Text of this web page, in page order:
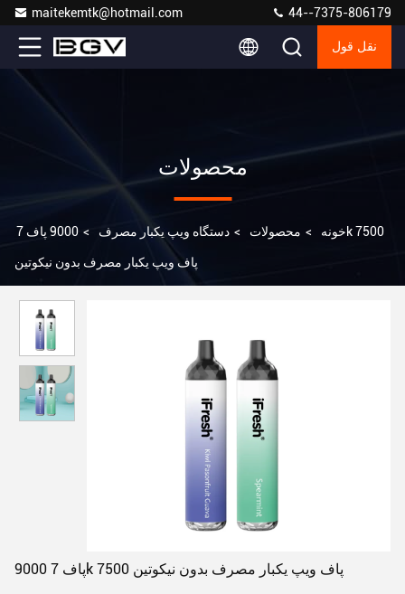
maitekemtk@hotmail.com 44--7375-806179
نقل قول
محصولات
خونه > محصولات > دستگاه ویپ یکبار مصرف > 9000 پاف 7k 7500
پاف ویپ یکبار مصرف بدون نیکوتین
9000 پاف 7k 7500 پاف ویپ یکبار مصرف بدون نیکوتین